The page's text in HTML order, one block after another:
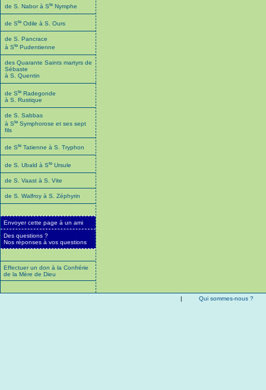
de S. Nabor à Ste Nymphe
de Ste Odile à S. Ours
de S. Pancrace
à Ste Pudentienne
des Quarante Saints martyrs de
Sébaste
à S. Quentin
de Ste Radegonde
à S. Rustique
de S. Sabbas
à Ste Symphorose et ses sept
fils
de Ste Tatienne à S. Tryphon
de S. Ubald à Ste Ursule
de S. Vaast à S. Vite
de S. Walfroy à S. Zéphyrin
Envoyer cette page à un ami
Des questions ?
Nos réponses à vos questions
Effectuer un don à la Confrérie
de la Mère de Dieu
| Qui sommes-nous ?